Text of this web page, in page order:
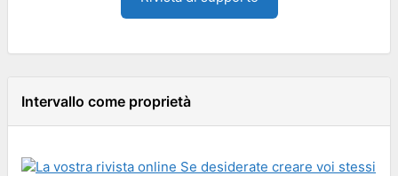
Intervallo come proprietà